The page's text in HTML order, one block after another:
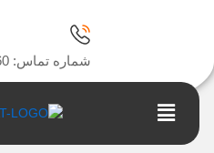
شماره تماس: 02133118060
Main
Menu